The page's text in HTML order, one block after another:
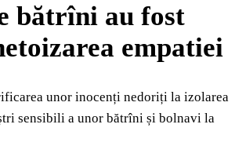
bătrîni au fost
empatiei
unor inocenți nedoriți la izolarea
sensibili a unor bătrîni și bolnavi la